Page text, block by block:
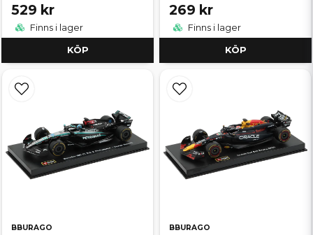
529 kr
Finns i lager
KÖP
269 kr
Finns i lager
KÖP
BBURAGO BBURAGO